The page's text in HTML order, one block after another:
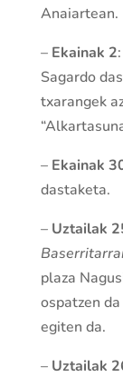
Anaiartean.
– Ekainak 2:
Sagardo
txarangek
– Ekainak
dastaketa.
– Uztailak
plaza
ospatzen
egiten da.
– Uztailak